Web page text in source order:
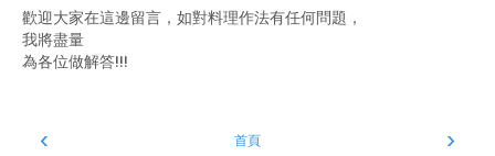
歡迎大家在這邊留言，如對料理作法有任何問題，
我將盡量
為各位做解答!!!
‹ ›
首頁